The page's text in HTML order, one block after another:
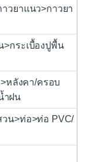
วยาแนว>กาวยา
>กระเบื้องปูพื้น
หลังคา/ครอบ
ำฝน
น>ท่อ>ท่อ PVC/